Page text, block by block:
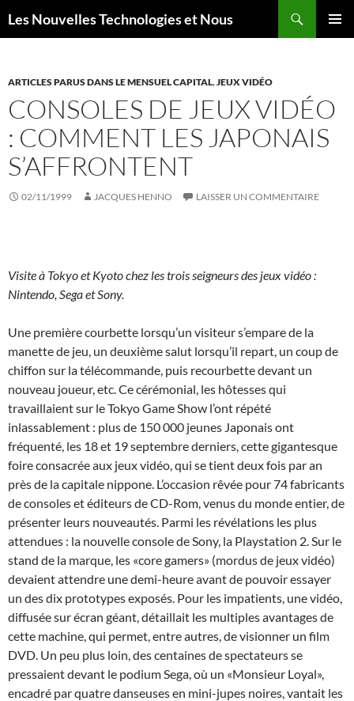
auLes Nouvelles Technologies et Nous
ARTICLES PARUS DANS LE MENSUEL CAPITAL,JEUX VIDÉO
CONSOLES DE JEUX VIDÉO
: COMMENT LES JAPONAIS
S’AFFRONTENT
02/11/1999 JACQUES HENNO LAISSER UN COMMENTAIRE
Visite à Tokyo et Kyoto chez les trois seigneurs des jeux vidéo :
Nintendo, Sega et Sony.
Une première courbette lorsqu’un visiteur s’empare de la
manette de jeu, un deuxième salut lorsqu’il repart, un coup de
chiffon sur la télécommande, puis recourbette devant un
nouveau joueur, etc. Ce cérémonial, les hôtesses qui
travaillaient sur le Tokyo Game Show l’ont répété
inlassablement : plus de 150 000 jeunes Japonais ont
fréquenté, les 18 et 19 septembre derniers, cette gigantesque
foire consacrée aux jeux vidéo, qui se tient deux fois par an
près de la capitale nippone. L’occasion rêvée pour 74 fabricants
de consoles et éditeurs de CD-Rom, venus du monde entier, de
présenter leurs nouveautés. Parmi les révélations les plus
attendues : la nouvelle console de Sony, la Playstation 2. Sur le
stand de la marque, les «core gamers» (mordus de jeux vidéo)
devaient attendre une demi-heure avant de pouvoir essayer
un des dix prototypes exposés. Pour les impatients, une vidéo,
diffusée sur écran géant, détaillait les multiples avantages de
cette machine, qui permet, entre autres, de visionner un film
DVD. Un peu plus loin, des centaines de spectateurs se
pressaient devant le podium Sega, où un «Monsieur Loyal»,
encadré par quatre danseuses en mini-jupes noires, vantait les